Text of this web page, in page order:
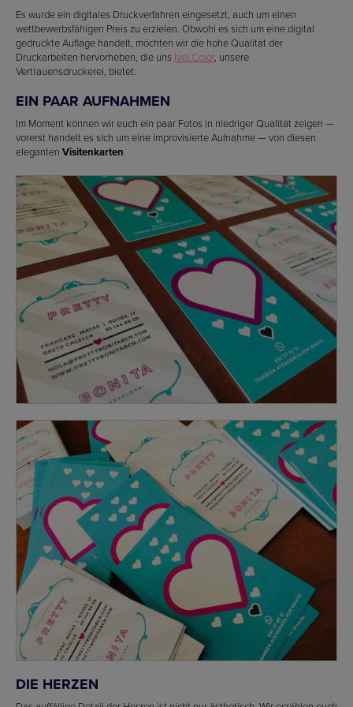
Es wurde ein digitales Druckverfahren eingesetzt, auch um einen
wettbewerbsfähigen Preis zu erzielen. Obwohl es sich um eine digital
gedruckte Auflage handelt, möchten wir die hohe Qualität der
Druckarbeiten hervorheben, die uns Ivel Color, unsere
Vertrauensdruckerei, bietet.
EIN PAAR AUFNAHMEN
Im Moment können wir euch ein paar Fotos in niedriger Qualität zeigen —
vorerst handelt es sich um eine improvisierte Aufnahme — von diesen
eleganten Visitenkarten.
DIE HERZEN